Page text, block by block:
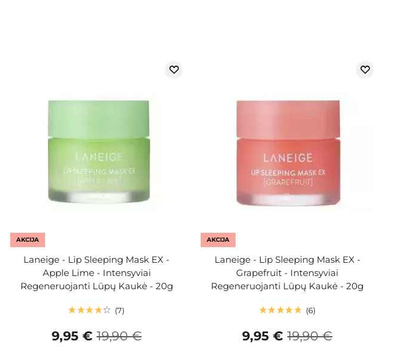
AKCIJA
Laneige - Lip Sleeping Mask EX -
Apple Lime - Intensyviai
Regeneruojanti Lūpų Kaukė - 20g
7
19,90 €
9,95 €
AKCIJA
Laneige - Lip Sleeping Mask EX -
Grapefruit - Intensyviai
Regeneruojanti Lūpų Kaukė - 20g
6
19,90 €
9,95 €